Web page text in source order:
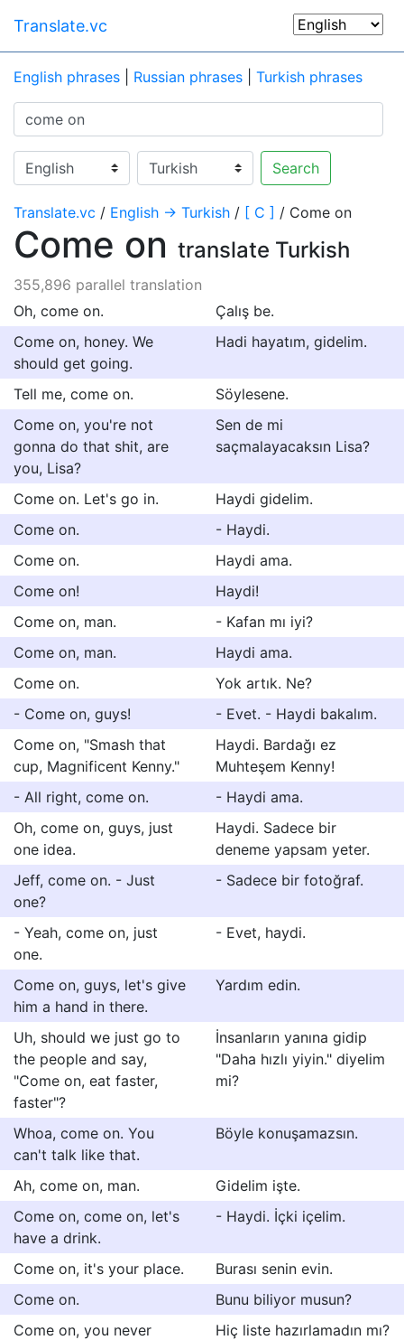
Translate.vc
English phrases Russian phrases Turkish phrases
Search
Translate.vc / English → Turkish / [ C ] / Come on
Come on translate Turkish
355,896 parallel translation
Oh, come on.
Çalış be.
Come on, honey. We
should get going.
Hadi hayatım, gidelim.
Tell me, come on.
Söylesene.
Come on, you're not
gonna do that shit, are
you, Lisa?
Sen de mi
saçmalayacaksın Lisa?
Come on. Let's go in.
Haydi gidelim.
Come on.
- Haydi.
Come on.
Haydi ama.
Come on!
Haydi!
Come on, man.
- Kafan mı iyi?
Come on, man.
Haydi ama.
Come on.
Yok artık. Ne?
- Come on, guys!
- Evet. - Haydi bakalım.
Come on, "Smash that
cup, Magnificent Kenny."
Haydi. Bardağı ez
Muhteşem Kenny!
- All right, come on.
- Haydi ama.
Oh, come on, guys, just
one idea.
Haydi. Sadece bir
deneme yapsam yeter.
Jeff, come on. - Just
one?
- Sadece bir fotoğraf.
- Yeah, come on, just
one.
- Evet, haydi.
Come on, guys, let's give
him a hand in there.
Yardım edin.
Uh, should we just go to
the people and say,
"Come on, eat faster,
faster"?
İnsanların yanına gidip
"Daha hızlı yiyin." diyelim
mi?
Whoa, come on. You
can't talk like that.
Böyle konuşamazsın.
Ah, come on, man.
Gidelim işte.
Come on, come on, let's
have a drink.
- Haydi. İçki içelim.
Come on, it's your place.
Burası senin evin.
Come on.
Bunu biliyor musun?
Come on, you never
Hiç liste hazırlamadın mı?